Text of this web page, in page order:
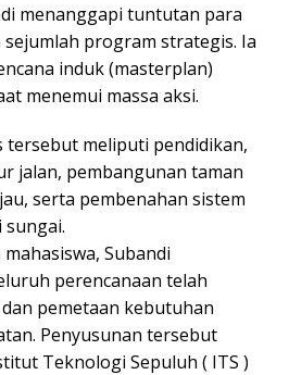
menanggapi tuntutan para
program strategis. Ia
induk (masterplan)
menemui massa aksi.
meliputi pendidikan,
jalan, pembangunan taman
serta pembenahan sistem
sungai.
Subandi
perencanaan telah
pemetaan kebutuhan
Penyusunan tersebut
Teknologi Sepuluh ( ITS )